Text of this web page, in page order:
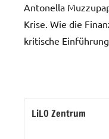
Antonella
Krise. Wie die
kritische
LiLO Zentrum